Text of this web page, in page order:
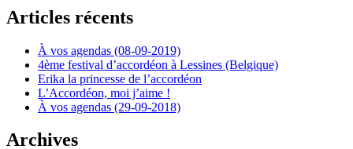
Articles récents
À vos agendas (08-09-2019)
4ème festival d’accordéon à Lessines (Belgique)
Erika la princesse de l’accordéon
L’Accordéon, moi j’aime !
À vos agendas (29-09-2018)
Archives